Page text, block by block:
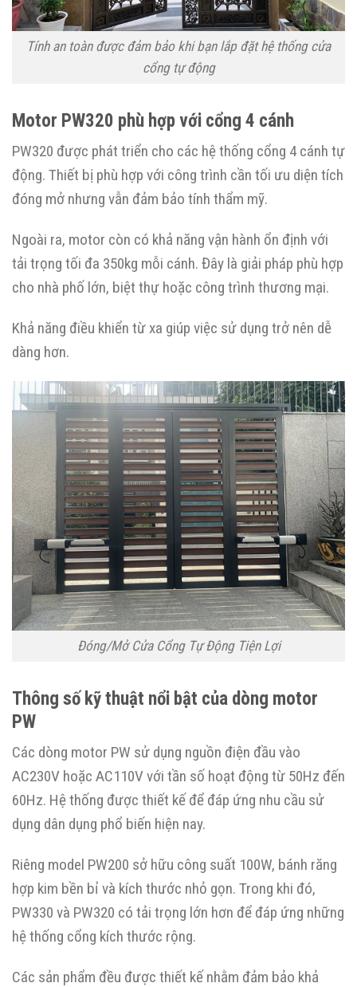
Tính an toàn được đảm bảo khi bạn lắp đặt hệ thống cửa
cổng tự động
Motor PW320 phù hợp với cổng 4 cánh
PW320 được phát triển cho các hệ thống cổng 4 cánh tự
động. Thiết bị phù hợp với công trình cần tối ưu diện tích
đóng mở nhưng vẫn đảm bảo tính thẩm mỹ.
Ngoài ra, motor còn có khả năng vận hành ổn định với
tải trọng tối đa 350kg mỗi cánh. Đây là giải pháp phù hợp
cho nhà phố lớn, biệt thự hoặc công trình thương mại.
Khả năng điều khiển từ xa giúp việc sử dụng trở nên dễ
dàng hơn.
Đóng/Mở Cửa Cổng Tự Động Tiện Lợi
Thông số kỹ thuật nổi bật của dòng motor
PW
Các dòng motor PW sử dụng nguồn điện đầu vào
AC230V hoặc AC110V với tần số hoạt động từ 50Hz đến
60Hz. Hệ thống được thiết kế để đáp ứng nhu cầu sử
dụng dân dụng phổ biến hiện nay.
Riêng model PW200 sở hữu công suất 100W, bánh răng
hợp kim bền bỉ và kích thước nhỏ gọn. Trong khi đó,
PW330 và PW320 có tải trọng lớn hơn để đáp ứng những
hệ thống cổng kích thước rộng.
Các sản phẩm đều được thiết kế nhằm đảm bảo khả